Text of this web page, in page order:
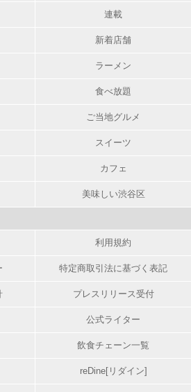
連載
新着店舗
ラーメン
食べ放題
ご当地グルメ
スイーツ
カフェ
美味しい渋谷区
利用規約
特定商取引法に基づく表記
プレスリリース受付
公式ライター
飲食チェーン一覧
reDine[リダイン]